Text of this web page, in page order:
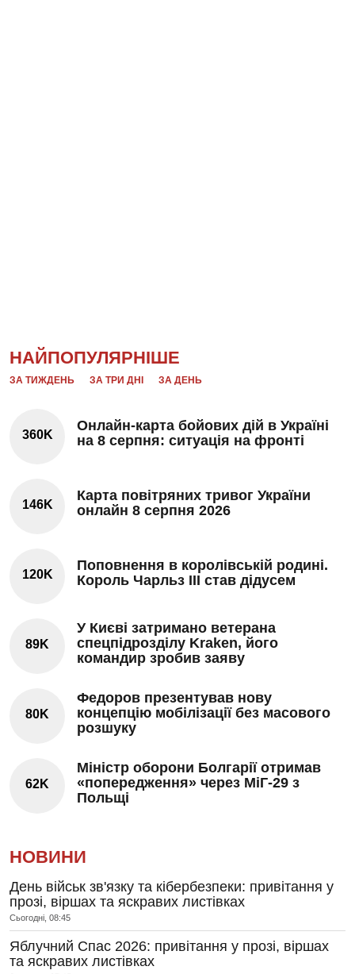
НАЙПОПУЛЯРНІШЕ
ЗА ТИЖДЕНЬ ЗА ТРИ ДНІ ЗА ДЕНЬ
360K
Онлайн-карта бойових дій в Україні
на 8 серпня: ситуація на фронті
146K
Карта повітряних тривог України
онлайн 8 серпня 2026
120K
Поповнення в королівській родині.
Король Чарльз III став дідусем
89K
У Києві затримано ветерана
спецпідрозділу Kraken, його
командир зробив заяву
80K
Федоров презентував нову
концепцію мобілізації без масового
розшуку
62K
Міністр оборони Болгарії отримав
«попередження» через МіГ-29 з
Польщі
НОВИНИ
День військ зв'язку та кібербезпеки: привітання у
прозі, віршах та яскравих листівках
Сьогодні, 08:45
Яблучний Спас 2026: привітання у прозі, віршах
та яскравих листівках